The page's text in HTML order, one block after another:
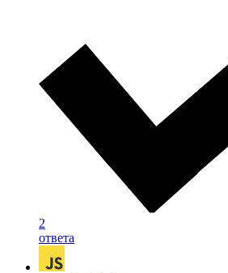
2
ответа